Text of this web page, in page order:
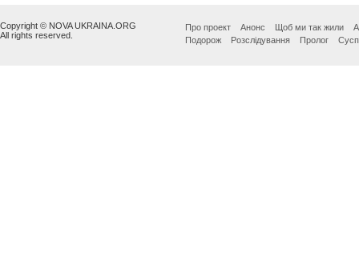
Copyright © NOVA UKRAINA.ORG
All rights reserved.
Про проект Анонс Щоб ми так жили
Подорож
Розслідування Пролог